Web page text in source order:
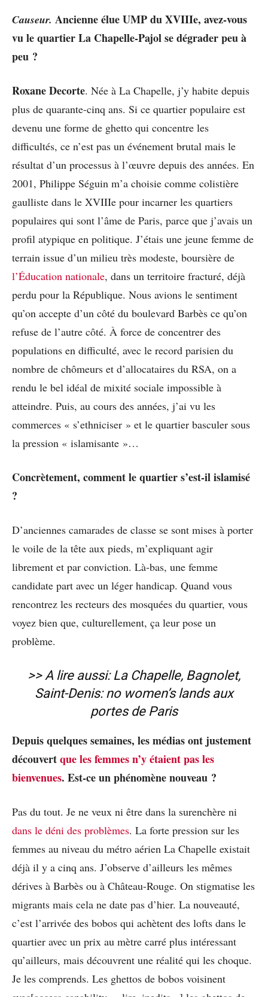
Causeur. Ancienne élue UMP du XVIIIe, avez-vous
vu le quartier La Chapelle-Pajol se dégrader peu à
peu ?
Roxane Decorte. Née à La Chapelle, j’y habite depuis
plus de quarante-cinq ans. Si ce quartier populaire est
devenu une forme de ghetto qui concentre les
difficultés, ce n’est pas un événement brutal mais le
résultat d’un processus à l’œuvre depuis des années. En
2001, Philippe Séguin m’a choisie comme colistière
gaulliste dans le XVIIIe pour incarner les quartiers
populaires qui sont l’âme de Paris, parce que j’avais un
profil atypique en politique. J’étais une jeune femme de
terrain issue d’un milieu très modeste, boursière de
l’Éducation nationale, dans un territoire fracturé, déjà
perdu pour la République. Nous avions le sentiment
qu’on accepte d’un côté du boulevard Barbès ce qu’on
refuse de l’autre côté. À force de concentrer des
populations en difficulté, avec le record parisien du
nombre de chômeurs et d’allocataires du RSA, on a
rendu le bel idéal de mixité sociale impossible à
atteindre. Puis, au cours des années, j’ai vu les
commerces « s’ethniciser » et le quartier basculer sous
la pression « islamisante »…
Concrètement, comment le quartier s’est-il islamisé
?
D’anciennes camarades de classe se sont mises à porter
le voile de la tête aux pieds, m’expliquant agir
librement et par conviction. Là-bas, une femme
candidate part avec un léger handicap. Quand vous
rencontrez les recteurs des mosquées du quartier, vous
voyez bien que, culturellement, ça leur pose un
problème.
>> A lire aussi: La Chapelle, Bagnolet,
Saint-Denis: no women’s lands aux
portes de Paris
Depuis quelques semaines, les médias ont justement
découvertque les femmes n’y étaient pas les
bienvenues. Est-ce un phénomène nouveau ?
Pas du tout. Je ne veux ni être dans la surenchère ni
dans le déni des problèmes. La forte pression sur les
femmes au niveau du métro aérien La Chapelle existait
déjà il y a cinq ans. J’observe d’ailleurs les mêmes
dérives à Barbès ou à Château-Rouge. On stigmatise les
migrants mais cela ne date pas d’hier. La nouveauté,
c’est l’arrivée des bobos qui achètent des lofts dans le
quartier avec un prix au mètre carré plus intéressant
qu’ailleurs, mais découvrent une réalité qui les choque.
Je les comprends. Les ghettos de bobos voisinent